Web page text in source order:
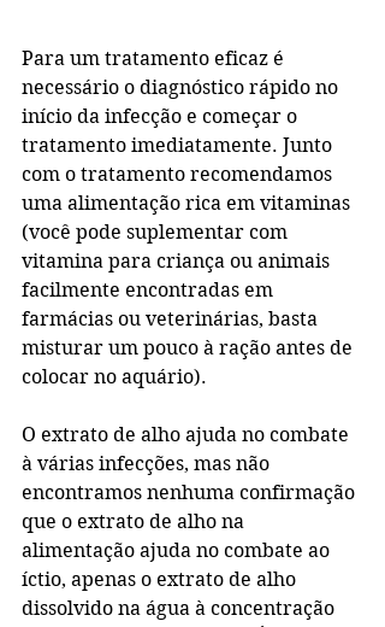
Para um tratamento eficaz é
necessário o diagnóstico rápido no
início da infecção e começar o
tratamento imediatamente. Junto
com o tratamento recomendamos
uma alimentação rica em vitaminas
(você pode suplementar com
vitamina para criança ou animais
facilmente encontradas em
farmácias ou veterinárias, basta
misturar um pouco à ração antes de
colocar no aquário).
O extrato de alho ajuda no combate
à várias infecções, mas não
encontramos nenhuma confirmação
que o extrato de alho na
alimentação ajuda no combate ao
íctio, apenas o extrato de alho
dissolvido na água à concentração